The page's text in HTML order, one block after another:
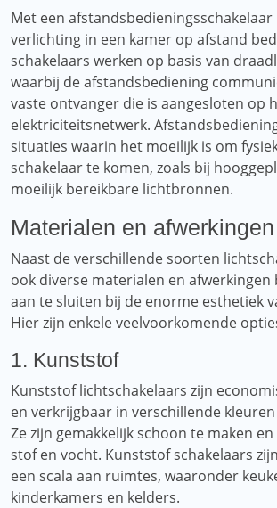
Met een
verlichting in een kamer op afstand
schakelaars werken op basis van
waarbij de afstandsbediening
vaste ontvanger die is aangesloten op
elektriciteitsnetwerk.
situaties waarin het moeilijk is om
schakelaar te komen, zoals bij
moeilijk bereikbare lichtbronnen.
Materialen en afwerkingen
Naast de verschillende soorten
ook diverse materialen en afwerkingen
aan te sluiten bij de enorme esthetiek
Hier zijn enkele veelvoorkomende
1. Kunststof
Kunststof lichtschakelaars zijn
en verkrijgbaar in verschillende
Ze zijn gemakkelijk schoon te maken
stof en vocht. Kunststof schakelaars
een scala aan ruimtes, waaronder
kinderkamers en kelders.